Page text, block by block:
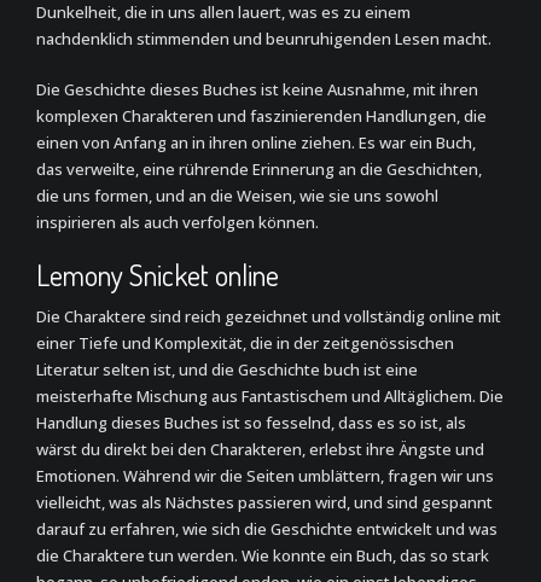
Dunkelheit, die in uns allen lauert, was es zu einem
nachdenklich stimmenden und beunruhigenden Lesen macht.
Die Geschichte dieses Buches ist keine Ausnahme, mit ihren
komplexen Charakteren und faszinierenden Handlungen, die
einen von Anfang an in ihren online ziehen. Es war ein Buch,
das verweilte, eine rührende Erinnerung an die Geschichten,
die uns formen, und an die Weisen, wie sie uns sowohl
inspirieren als auch verfolgen können.
Lemony Snicket online
Die Charaktere sind reich gezeichnet und vollständig online mit
einer Tiefe und Komplexität, die in der zeitgenössischen
Literatur selten ist, und die Geschichte buch ist eine
meisterhafte Mischung aus Fantastischem und Alltäglichem. Die
Handlung dieses Buches ist so fesselnd, dass es so ist, als
wärst du direkt bei den Charakteren, erlebst ihre Ängste und
Emotionen. Während wir die Seiten umblättern, fragen wir uns
vielleicht, was als Nächstes passieren wird, und sind gespannt
darauf zu erfahren, wie sich die Geschichte entwickelt und was
die Charaktere tun werden. Wie konnte ein Buch, das so stark